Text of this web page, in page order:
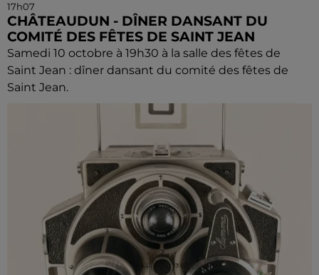
17h07
CHÂTEAUDUN - DÎNER DANSANT DU
COMITÉ DES FÊTES DE SAINT JEAN
Samedi 10 octobre à 19h30 à la salle des fêtes de
Saint Jean : dîner dansant du comité des fêtes de
Saint Jean.